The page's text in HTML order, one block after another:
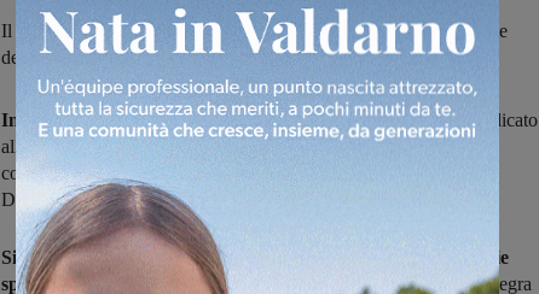
Il via dal 28 marzo, il corso è organizzato dal Servizio Dipendenze
della Asl Toscana sud est e si terrà al distretto di Montevarchi
Inizierà il 28 marzo il nuovo corso per smettere di fumarededicato
alla zona del Valdarno aretino. Le iscrizioni sono ancora aperte, il
corso si svolgerà a Montevarchi ed è promosso dal Servizio
Dipendenze della Asl Toscana sud est.
Si tratta di un programma di disassuefazione, con metodologie
sperimentate ed efficaci,destinato a gruppi di 15-20 pazienti; integra